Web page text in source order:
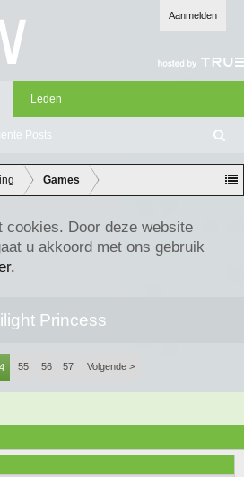
Aanmelden
Posts
Leden
oe
ke
n
Games
cookies. Door deze website
u akkoord met ons gebruik
Princess
55 56 57 Volgende >